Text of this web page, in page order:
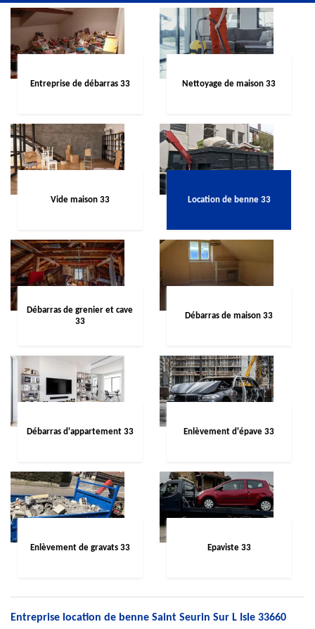
Entreprise de débarras 33 Nettoyage de maison 33
Vide maison 33 Location de benne 33
Débarras de grenier et cave
33
Débarras de maison 33
Débarras d'appartement 33 Enlèvement d'épave 33
Enlèvement de gravats 33 Epaviste 33
Entreprise location de benne Saint Seurin Sur L Isle 33660